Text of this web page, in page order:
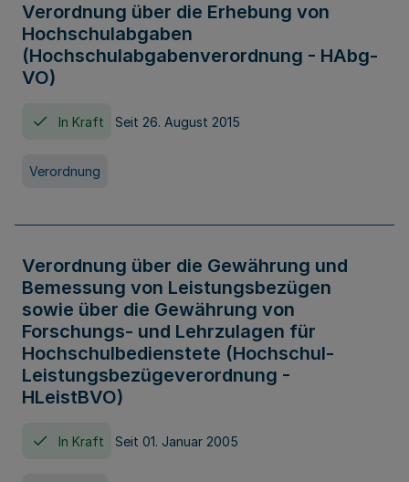
Verordnung über die Erhebung von
Hochschulabgaben
(Hochschulabgabenverordnung - HAbg-
VO)
In Kraft Seit 26. August 2015
Verordnung
Verordnung über die Gewährung und
Bemessung von Leistungsbezügen
sowie über die Gewährung von
Forschungs- und Lehrzulagen für
Hochschulbedienstete (Hochschul-
Leistungsbezügeverordnung -
HLeistBVO)
In Kraft Seit 01. Januar 2005